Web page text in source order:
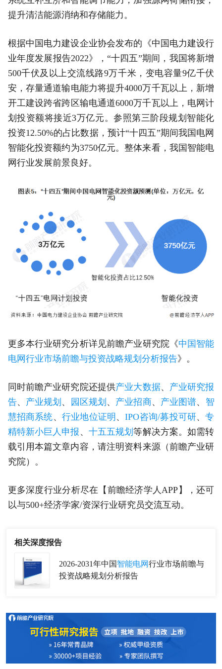
提升清洁能源消纳和存储能力。
根据中国电力建设企业协会发布的《中国电力建设行
业年度发展报告2022》，“十四五”期间，我国将新增
500千伏及以上交流线路9万千米，变电容量9亿千伏
安，存量通道输电能力将提升4000万千瓦以上，新增
开工建设跨省跨区输电通道6000万千瓦以上，电网计
划投资额将接近3万亿元。参照第三阶段规划智能化
投资12.50%的占比数据，预计“十四五”期间我国电网
智能化投资额约为3750亿元。整体来看，我国智能电
网行业发展前景良好。
更多本行业研究分析详见前瞻产业研究院《中国智能
电网行业市场前瞻与投资战略规划分析报告》。
同时前瞻产业研究院还提供产业大数据、 产业研究报
告、 产业规划 、 园区规划 、 产业招商、 产业图谱、 智
慧招商系统、 行业地位证明 、IPO咨询/募投可研、专
精特新小巨人申报 、 十五五规划等解决方案。如需转
载引用本篇文章内容，请注明资料来源（前瞻产业研
究院）。
更多深度行业分析尽在【前瞻经济学人APP】，还可
以与500+经济学家/资深行业研究员交流互动。
相关深度报告
2026-2031年中国 智能电网行业市场前瞻与
投资战略规划分析报告